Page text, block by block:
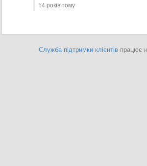
14 років тому
Служба підтримки клієнтів працює